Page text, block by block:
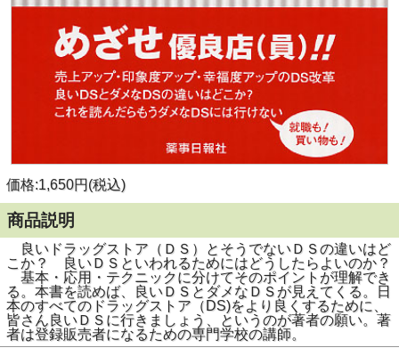
価格:1,650円(税込)
商品説明
良いドラッグストア（ＤＳ）とそうでないＤＳの違いはど
こか？ 良いＤＳといわれるためにはどうしたらよいのか？
基本・応用・テクニックに分けてそのポイントが理解でき
る。本書を読めば、良いＤＳとダメなＤＳが見えてくる。日
本のすべてのドラッグストア（DS)をより良くするために、
皆さん良いＤＳに行きましょう、というのが著者の願い。著
者は登録販売者になるための専門学校の講師。